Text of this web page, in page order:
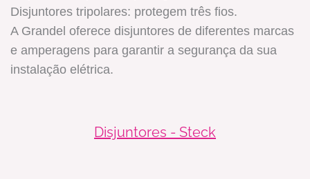
Disjuntores tripolares: protegem três fios.
A Grandel oferece disjuntores de diferentes marcas
e amperagens para garantir a segurança da sua
instalação elétrica.
Disjuntores - Steck